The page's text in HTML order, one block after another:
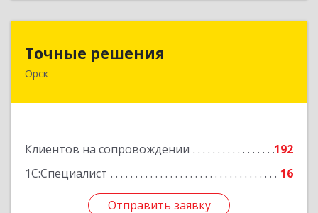
Точные решения
Орск
Клиентов на сопровождении
192
1С:Специалист
16
Отправить заявку
Подробнее
Отправить заявку